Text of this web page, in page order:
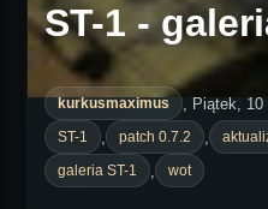
ST-1 -
kurkusmaximus , Piątek,
ST-1
patch 0.7.2
galeria ST-1 wot